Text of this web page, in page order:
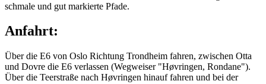
schmale und gut markierte Pfade.
Anfahrt:
Über die E6 von Oslo Richtung Trondheim fahren, zwischen Otta
und Dovre die E6 verlassen (Wegweiser "Høvringen, Rondane").
Über die Teerstraße nach Høvringen hinauf fahren und bei der